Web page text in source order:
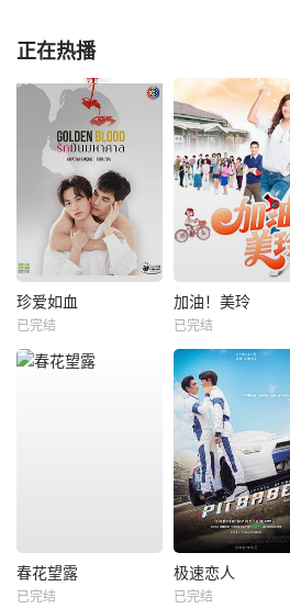
正在热播
珍爱如血
已完结
加油！美玲
已完结
春花望露
已完结
极速恋人
已完结